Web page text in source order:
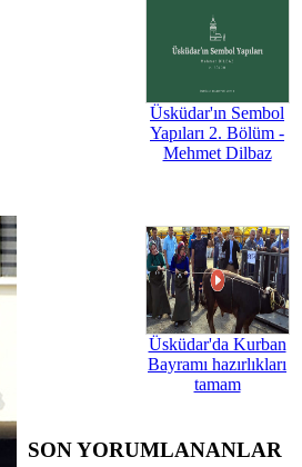
Üsküdar'ın Sembol
Yapıları 2. Bölüm -
Mehmet Dilbaz
Üsküdar'da Kurban
Bayramı hazırlıkları
tamam
SON YORUMLANANLAR